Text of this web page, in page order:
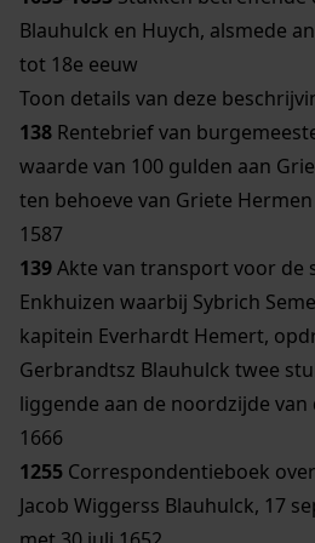
Blauhulck en Huych, alsmede
tot 18e eeuw
Toon details van deze
138 Rentebrief van
waarde van 100 gulden aan
ten behoeve van Griete
1587
139Akte van transport voor de
Enkhuizen waarbij Sybrich
kapitein Everhardt Hemert,
Gerbrandtsz Blauhulck twee
liggende aan de noordzijde van
1666
1255 Correspondentieboek
Jacob Wiggerss Blauhulck, 17